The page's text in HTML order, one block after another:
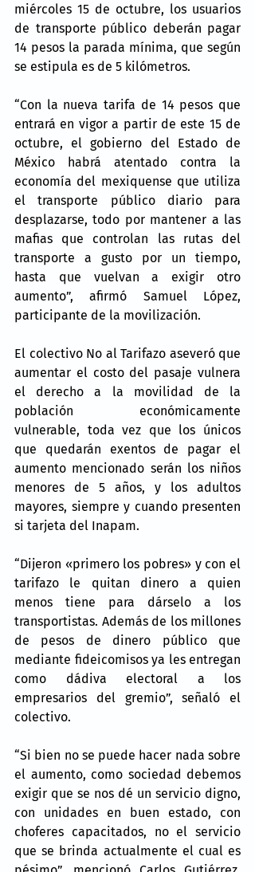
miércoles 15 de octubre, los usuarios
de transporte público deberán pagar
14 pesos la parada mínima, que según
se estipula es de 5 kilómetros.
“Con la nueva tarifa de 14 pesos que
entrará en vigor a partir de este 15 de
octubre, el gobierno del Estado de
México habrá atentado contra la
economía del mexiquense que utiliza
el transporte público diario para
desplazarse, todo por mantener a las
mafias que controlan las rutas del
transporte a gusto por un tiempo,
hasta que vuelvan a exigir otro
aumento”, afirmó Samuel López,
participante de la movilización.
El colectivo No al Tarifazo aseveró que
aumentar el costo del pasaje vulnera
el derecho a la movilidad de la
población económicamente
vulnerable, toda vez que los únicos
que quedarán exentos de pagar el
aumento mencionado serán los niños
menores de 5 años, y los adultos
mayores, siempre y cuando presenten
si tarjeta del Inapam.
“Dijeron «primero los pobres» y con el
tarifazo le quitan dinero a quien
menos tiene para dárselo a los
transportistas. Además de los millones
de pesos de dinero público que
mediante fideicomisos ya les entregan
como dádiva electoral a los
empresarios del gremio”, señaló el
colectivo.
“Si bien no se puede hacer nada sobre
el aumento, como sociedad debemos
exigir que se nos dé un servicio digno,
con unidades en buen estado, con
choferes capacitados, no el servicio
que se brinda actualmente el cual es